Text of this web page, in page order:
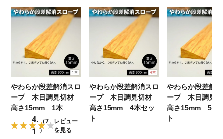
やわらか段差解消スロ
ープ 木目調見切材
高さ15mm 1本
4.
1
（7
）
レビュー
を見る
やわらか段差解消スロ
ープ 木目調見切材
高さ15mm 4本セッ
ト
やわらか段差解
ープ 木目調見
高さ15mm 5本
ト